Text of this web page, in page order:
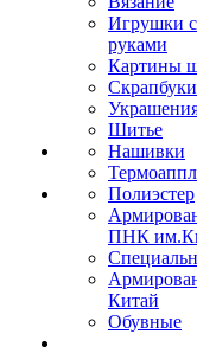
Игрушки
руками
Картины
Шитье
Нашивки
Полиэстер
ПНК
Китай
Обувные